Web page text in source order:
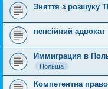
Зняття з розшуку
пенсійний адвокат
Иммиграция в
Польща
Компетентна